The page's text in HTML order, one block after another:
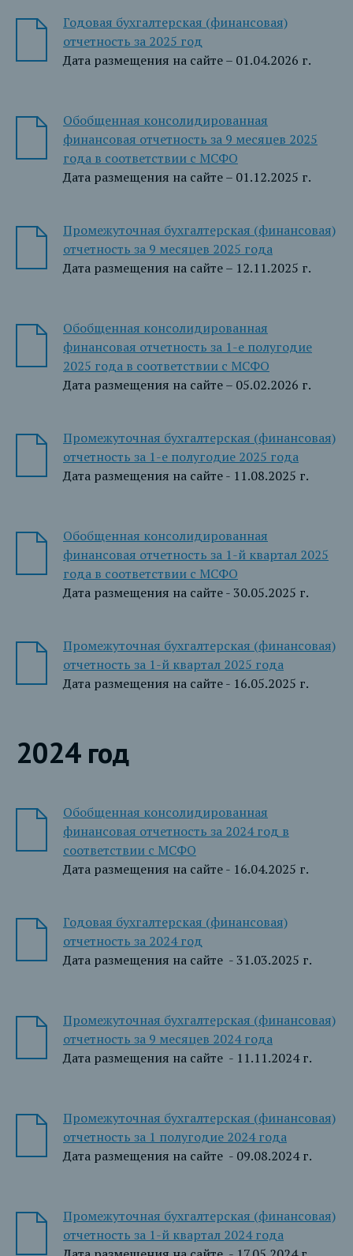
Годовая бухгалтерская (финансовая)
отчетность за 2025 год
Дата размещения на сайте – 01.04.2026 г.
Обобщенная консолидированная
финансовая отчетность за 9 месяцев 2025
года в соответствии с МСФО
Дата размещения на сайте – 01.12.2025 г.
Промежуточная бухгалтерская (финансовая)
отчетность за 9 месяцев 2025 года
Дата размещения на сайте – 12.11.2025 г.
Обобщенная консолидированная
финансовая отчетность за 1-е полугодие
2025 года в соответствии с МСФО
Дата размещения на сайте – 05.02.2026 г.
Промежуточная бухгалтерская (финансовая)
отчетность за 1-е полугодие 2025 года
Дата размещения на сайте - 11.08.2025 г.
Обобщенная консолидированная
финансовая отчетность за 1-й квартал 2025
года в соответствии с МСФО
Дата размещения на сайте - 30.05.2025 г.
Промежуточная бухгалтерская (финансовая)
отчетность за 1-й квартал 2025 года
Дата размещения на сайте - 16.05.2025 г.
2024 год
Обобщенная консолидированная
финансовая отчетность за 2024 год в
соответствии с МСФО
Дата размещения на сайте - 16.04.2025 г.
Годовая бухгалтерская (финансовая)
отчетность за 2024 год
Дата размещения на сайте - 31.03.2025 г.
Промежуточная бухгалтерская (финансовая)
отчетность за 9 месяцев 2024 года
Дата размещения на сайте - 11.11.2024 г.
Промежуточная бухгалтерская (финансовая)
отчетность за 1 полугодие 2024 года
Дата размещения на сайте - 09.08.2024 г.
Промежуточная бухгалтерская (финансовая)
отчетность за 1-й квартал 2024 года